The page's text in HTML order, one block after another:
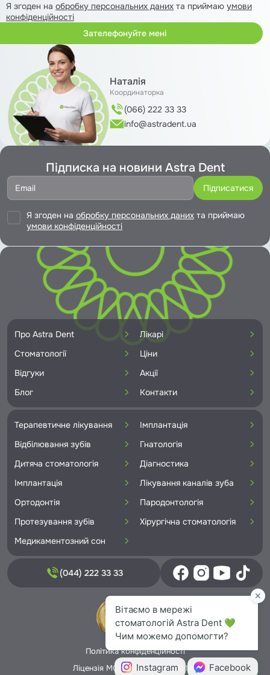
Я згоден наобробку персональних даних та приймаюумови
конфіденційності
Наталія
Координаторка
(066) 222 33 33
info@astradent.ua
Підписка на новини Astra Dent
Я згоден на обробку персональних даних та приймаю
умови конфіденційності
Про Astra Dent
Лікарі
Стоматології
Ціни
Відгуки
Акції
Блог
Контакти
Терапевтичне лікування
Імплантація
Відбілювання зубів
Гнатологія
Дитяча стоматологія
Діагностика
Імплантація
Лікування каналів зуба
Ортодонтія
Пародонтологія
Протезування зубів
Хірургічна стоматологія
Медикаментозний сон
(044) 222 33 33
Політика конфіденційності
Ліцензія МОЗ України №5706166